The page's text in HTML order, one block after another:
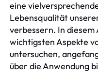
eine
Lebensqualität
verbessern. In
wichtigsten Aspekte
untersuchen,
über die Anwendung